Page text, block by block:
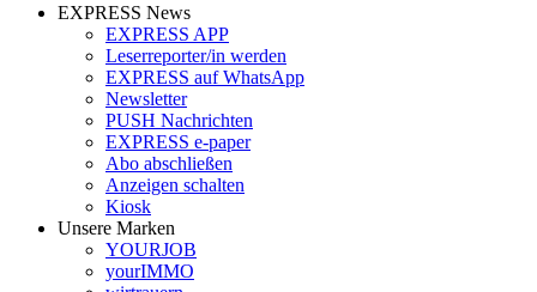
EXPRESS News
EXPRESS APP
Leserreporter/in werden
EXPRESS auf WhatsApp
Newsletter
PUSH Nachrichten
EXPRESS e-paper
Abo abschließen
Anzeigen schalten
Kiosk
Unsere Marken
YOURJOB
yourIMMO